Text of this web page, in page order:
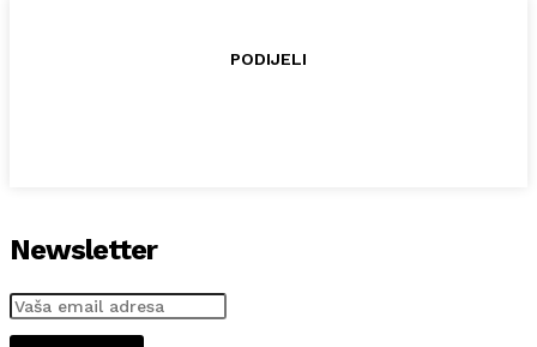
PODIJELI
Newsletter